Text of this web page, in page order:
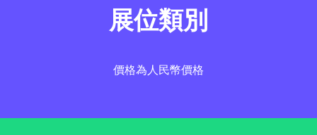
展位類別
價格為人民幣價格